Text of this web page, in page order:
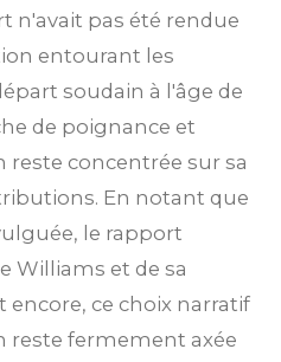
n'avait pas été rendue
entourant les
soudain à l'âge de
de poignance et
concentrée sur sa
En notant que
le rapport
Williams et de sa
ce choix narratif
reste fermement axée